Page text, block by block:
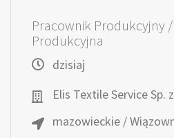
Pracownik Produkcyjny
Produkcyjna
dzisiaj
Elis Textile Service Sp.
mazowieckie /